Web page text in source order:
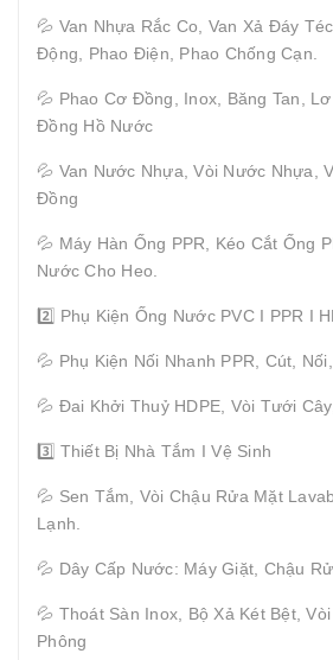
💦 Van Nhựa Rắc Co, Van Xả Đáy
Động, Phao Điện, Phao Chống Cạn.
💦 Phao Cơ Đồng, Inox, Băng Tan,
Đồng Hồ Nước
💦 Van Nước Nhựa, Vòi Nước Nhựa,
Đồng
💦 Máy Hàn Ống PPR, Kéo Cắt Ống
Nước Cho Heo.
2️⃣ Phụ Kiện Ống Nước PVC I PPR I
💦 Phụ Kiện Nối Nhanh PPR, Cút,
💦 Đai Khởi Thuỷ HDPE, Vòi Tưới
3️⃣ Thiết Bị Nhà Tắm I Vệ Sinh
💦 Sen Tắm, Vòi Chậu Rửa Mặt
Lạnh.
💦 Dây Cấp Nước: Máy Giặt, Chậu
💦 Thoát Sàn Inox, Bộ Xả Két Bệt,
Phông